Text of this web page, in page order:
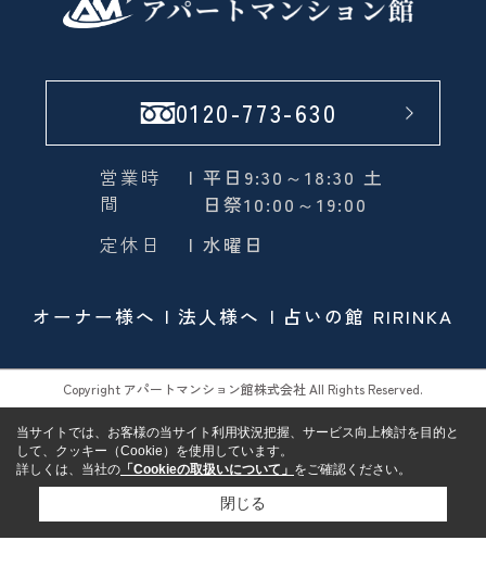
0120-773-630
営業時
間
| 平日9:30～18:30 土
日祭10:00～19:00
定休日
| 水曜日
オーナー様へ 法人様へ 占いの館 RIRINKA
Copyright アパートマンション館株式会社 All Rights Reserved.
当サイトでは、お客様の当サイト利用状況把握、サービス向上検討を目的と
して、クッキー（Cookie）を使用しています。
詳しくは、当社の 「Cookieの取扱いについて」 をご確認ください。
閉じる